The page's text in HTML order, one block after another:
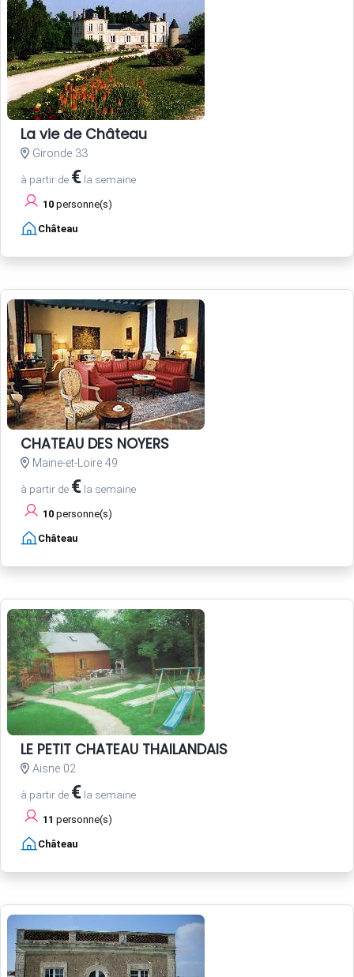
La vie de Château
Gironde 33
à partir de € la semaine
10 personne(s)
Château
CHATEAU DES NOYERS
Maine-et-Loire 49
à partir de € la semaine
10 personne(s)
Château
LE PETIT CHATEAU THAILANDAIS
Aisne 02
à partir de € la semaine
11 personne(s)
Château